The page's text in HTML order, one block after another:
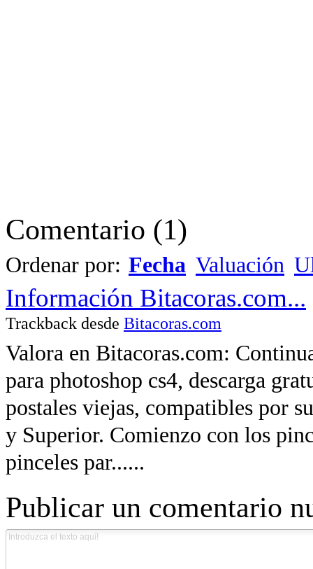
Comentario (1)
Ordenar por: Fecha Valuación
Información Bitacoras.com...
Trackback desde Bitacoras.com
Valora en Bitacoras.com:
para photoshop cs4, descarga
postales viejas, compatibles por
y Superior. Comienzo con los
pinceles par......
Publicar un comentario